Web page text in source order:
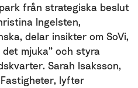
från strategiska beslut
Ingelsten,
delar insikter om SoVi,
mjuka” och styra
Sarah Isaksson,
lyfter